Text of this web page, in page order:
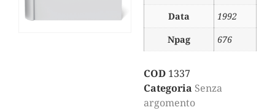
Data
1992
Npag
676
COD 1337
Categoria Senza
argomento